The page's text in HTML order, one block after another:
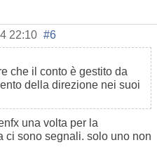
22:10 #6
che il conto è gestito da
della direzione nei suoi
una volta per la
ci sono segnali. solo uno non